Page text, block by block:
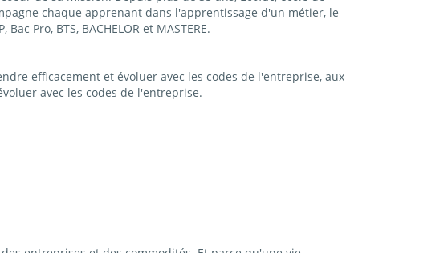
chaque apprenant dans l'apprentissage d'un métier, le
Pro, BTS, BACHELOR et MASTERE.
efficacement et évoluer avec les codes de l'entreprise, aux
avec les codes de l'entreprise.